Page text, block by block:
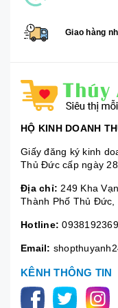
Giao hàng
HỘ KINH DOANH
Giấy đăng ký kinh
Thủ Đức cấp ngày
Địa chỉ: 249 Kha
Thành Phố Thủ Đức,
Hotline: 0938192369
Email:
KÊNH THÔNG TIN